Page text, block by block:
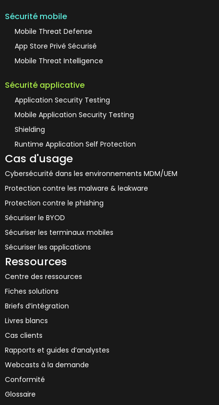
Sécurité mobile
Mobile Threat Defense
App Store Privé Sécurisé
Mobile Threat Intelligence
Sécurité applicative
Application Security Testing
Mobile Application Security Testing
Shielding
Runtime Application Self Protection
Cas d'usage
Cybersécurité dans les environnements MDM/UEM
Protection contre les malware & leakware
Protection contre le phishing
Sécuriser le BYOD
Sécuriser les terminaux mobiles
Sécuriser les applications
Ressources
Centre des ressources
Fiches solutions
Briefs d’intégration
Livres blancs
Cas clients
Rapports et guides d’analystes
Webcasts à la demande
Conformité
Glossaire